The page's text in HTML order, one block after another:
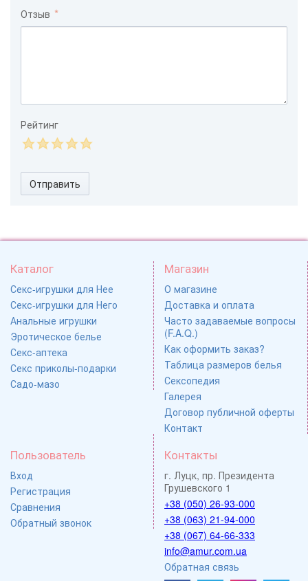
Отзыв
Рейтинг
Отправить
Каталог
Секс-игрушки для Нее
Секс-игрушки для Него
Анальные игрушки
Эротическое белье
Секс-аптека
Секс приколы-подарки
Садо-мазо
Магазин
О магазине
Доставка и оплата
Часто задаваемые вопросы
(F.A.Q.)
Как оформить заказ?
Таблица размеров белья
Сексопедия
Галерея
Договор публичной оферты
Контакт
Пользователь
Вход
Регистрация
Сравнения
Обратный звонок
Контакты
г. Луцк, пр. Президента
Грушевского 1
+38 (050) 26-93-000
+38 (063) 21-94-000
+38 (067) 64-66-333
info@amur.com.ua
Обратная связь